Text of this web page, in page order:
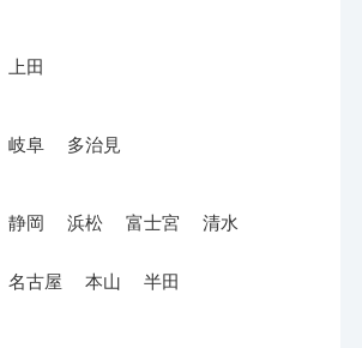
上田
岐阜 多治見
静岡 浜松 富士宮 清水
名古屋 本山 半田